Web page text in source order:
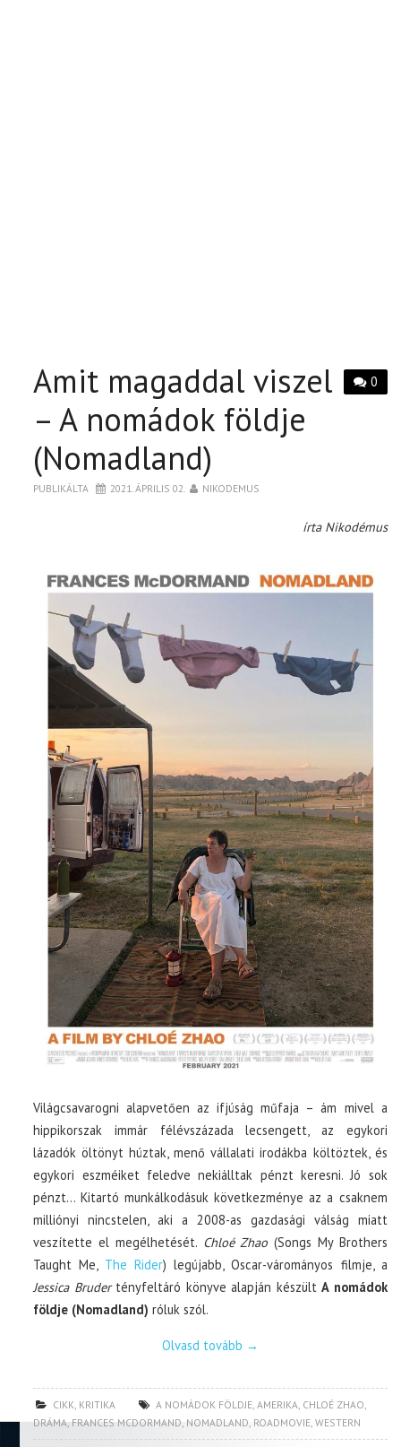
0
Amit magaddal viszel
– A nomádok földje
(Nomadland)
PUBLIKÁLTA 2021. ÁPRILIS 02. NIKODEMUS
írta Nikodémus
Világcsavarogni alapvetően az ifjúság műfaja – ám mivel a
hippikorszak immár félévszázada lecsengett, az egykori
lázadók öltönyt húztak, menő vállalati irodákba költöztek, és
egykori eszméiket feledve nekiálltak pénzt keresni. Jó sok
pénzt… Kitartó munkálkodásuk következménye az a csaknem
milliónyi nincstelen, aki a 2008-as gazdasági válság miatt
veszítette el megélhetését. Chloé Zhao (Songs My Brothers
Taught Me, The Rider) legújabb, Oscar-várományos filmje, a
Jessica Brudertényfeltáró könyve alapján készültA nomádok
földje (Nomadland) róluk szól.
Olvasd tovább →
CIKK KRITIKA A NOMÁDOK FÖLDJE ,AMERIKA CHLOÉ ZHAO
DRÁMA,FRANCES MCDORMAND NOMADLAND ROADMOVIE ,WESTERN